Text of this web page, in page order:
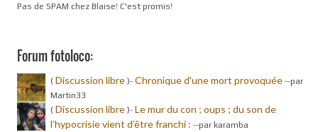
Pas de SPAM chez Blaise! C'est promis!
Forum fotoloco:
( Discussion libre )- Chronique d'une mort provoquée --par
Martin33
( Discussion libre )- Le mur du con ; oups ; du son de
l’hypocrisie vient d’être franchi : --par karamba